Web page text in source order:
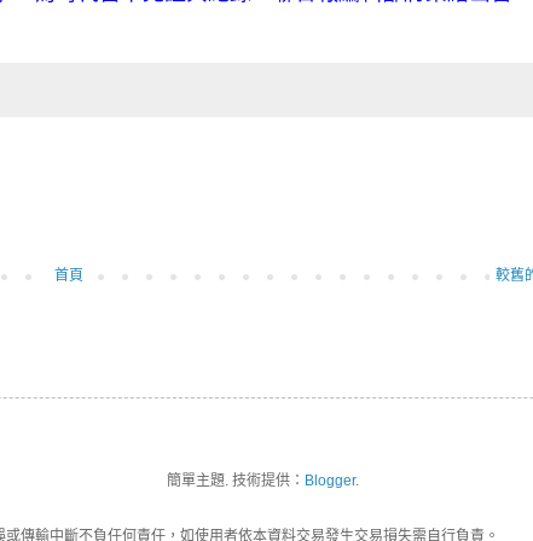
較舊
首頁
簡單主題. 技術提供： Blogger.
傳輸中斷不負任何責任，如使用者依本資料交易發生交易損失需自行負責。